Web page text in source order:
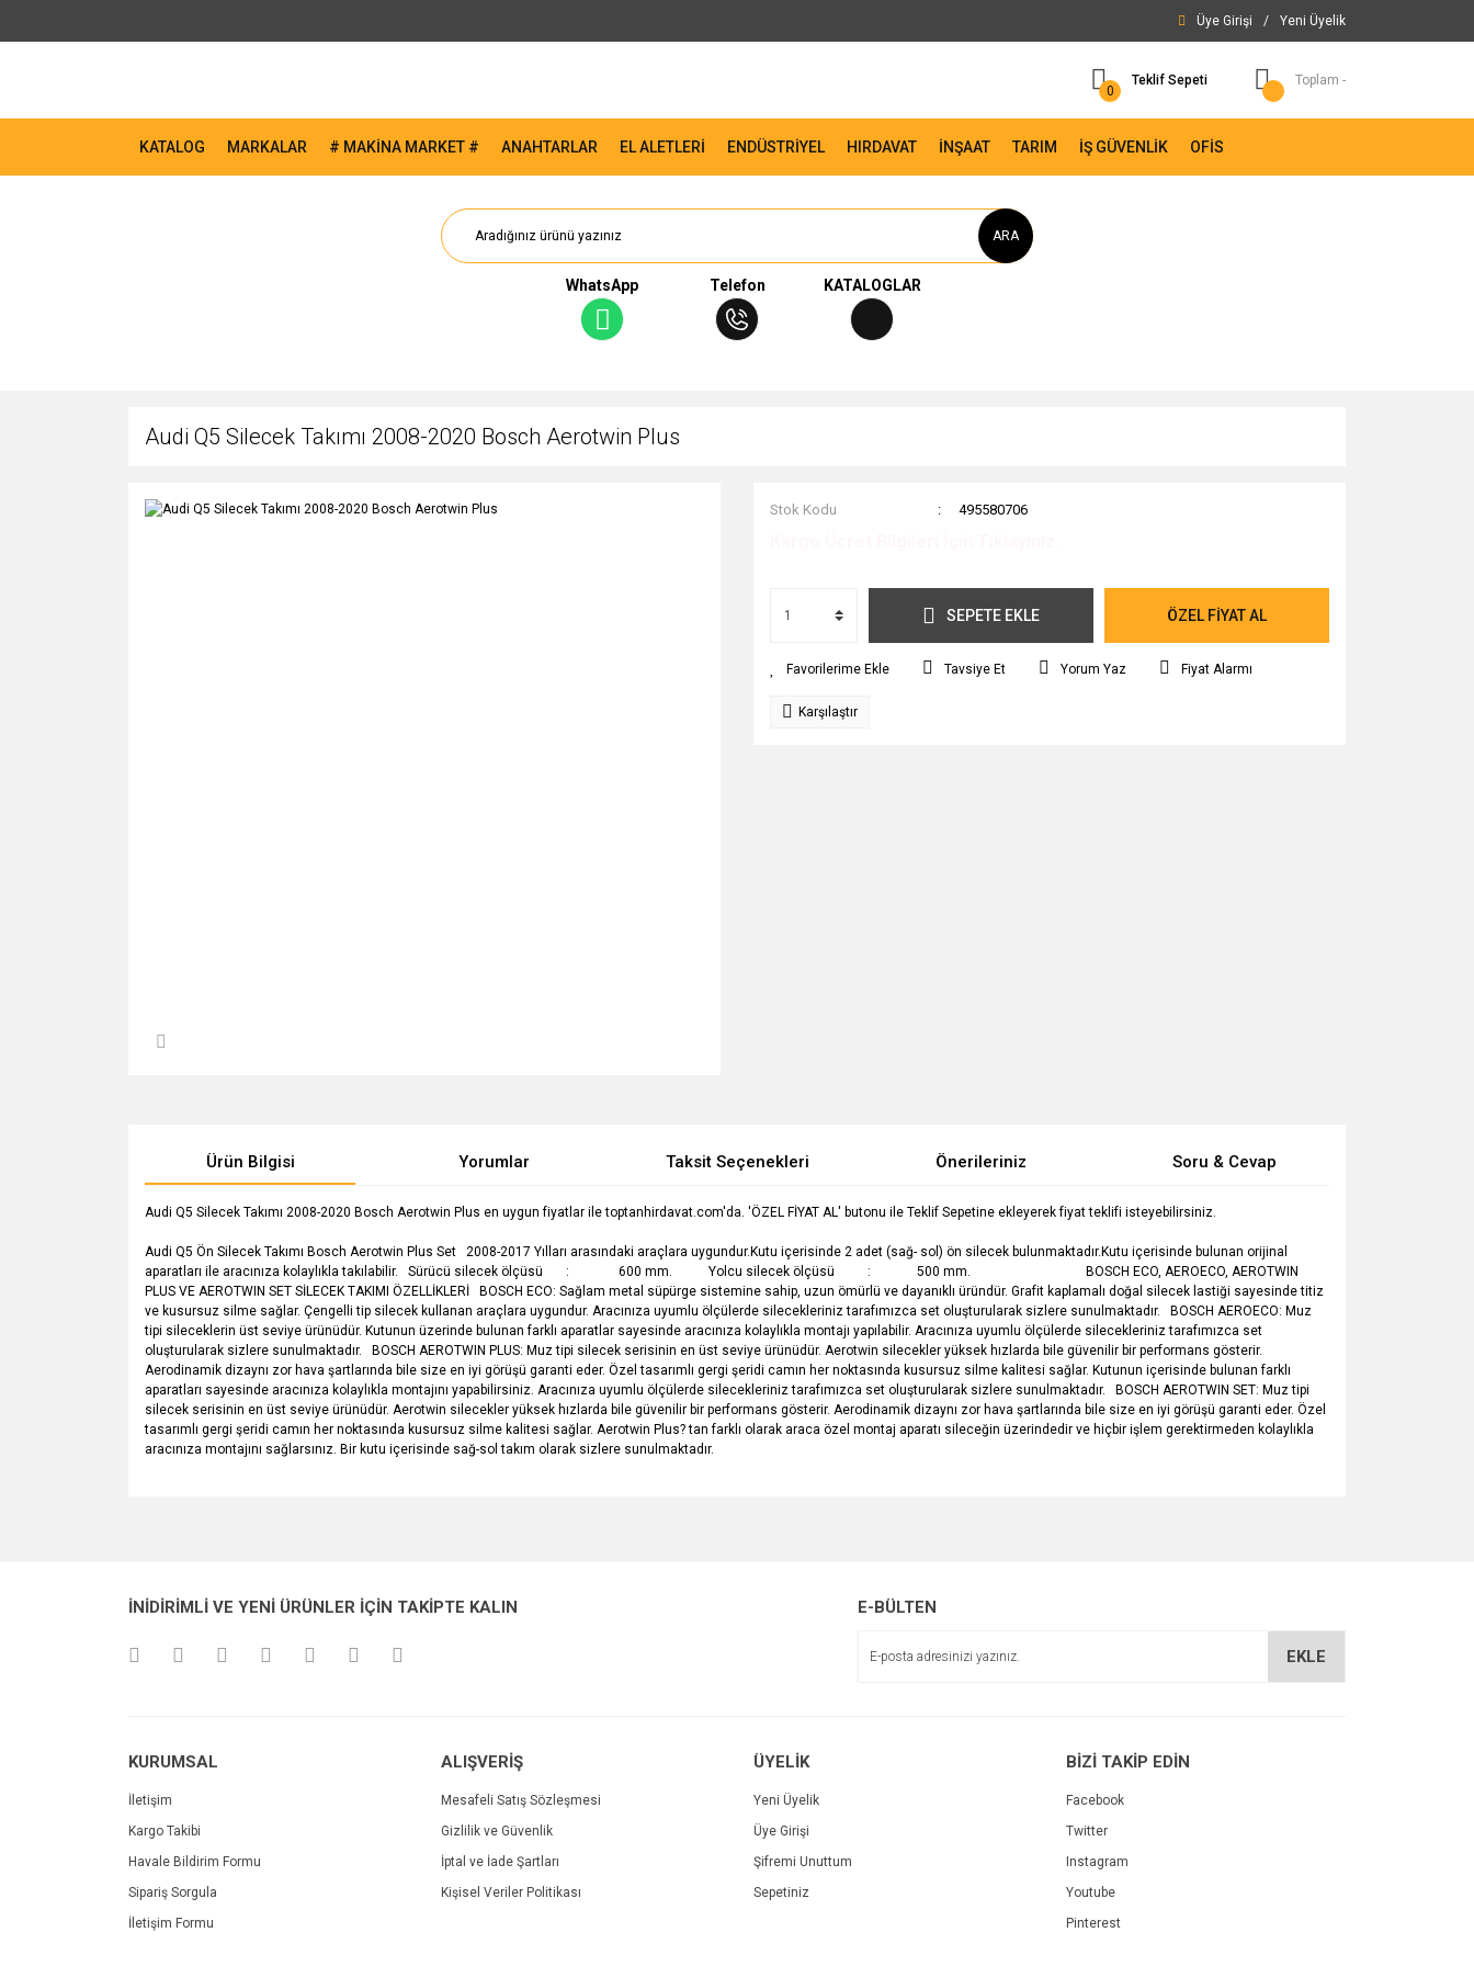
Üye Girişi / Yeni Üyelik
0
Teklif Sepeti Toplam -
KATALOG MARKALAR # MAKİNA MARKET # ANAHTARLAR EL ALETLERİ ENDÜSTRİYEL HIRDAVAT İNŞAAT TARIM İŞ GÜVENLİK OFİS
ARA
WhatsApp Telefon KATALOGLAR
Audi Q5 Silecek Takımı 2008-2020 Bosch Aerotwin Plus
Stok Kodu 495580706
SEPETE EKLE ÖZEL FİYAT AL
Tavsiye Et Yorum Yaz Fiyat Alarmı
Karşılaştır
Ürün Bilgisi Yorumlar Taksit Seçenekleri Önerileriniz Soru & Cevap
Audi Q5 Silecek Takımı 2008-2020 Bosch Aerotwin Plus en uygun fiyatlar ile toptanhirdavat.com'da. 'ÖZEL FİYAT AL' butonu ile Teklif Sepetine ekleyerek fiyat teklifi isteyebilirsiniz.
Audi Q5 Ön Silecek Takımı Bosch Aerotwin Plus Set 2008-2017 Yılları arasındaki araçlara uygundur.Kutu içerisinde 2 adet (sağ- sol) ön silecek bulunmaktadır.Kutu içerisinde bulunan orijinal
aparatları ile aracınıza kolaylıkla takılabilir. Sürücü silecek ölçüsü : 600 mm. Yolcu silecek ölçüsü : 500 mm. BOSCH ECO, AEROECO, AEROTWIN
PLUS VE AEROTWIN SET SİLECEK TAKIMI ÖZELLİKLERİ BOSCH ECO: Sağlam metal süpürge sistemine sahip, uzun ömürlü ve dayanıklı üründür. Grafit kaplamalı doğal silecek lastiği sayesinde titiz
ve kusursuz silme sağlar. Çengelli tip silecek kullanan araçlara uygundur. Aracınıza uyumlu ölçülerde silecekleriniz tarafımızca set oluşturularak sizlere sunulmaktadır. BOSCH AEROECO: Muz
tipi sileceklerin üst seviye ürünüdür. Kutunun üzerinde bulunan farklı aparatlar sayesinde aracınıza kolaylıkla montajı yapılabilir. Aracınıza uyumlu ölçülerde silecekleriniz tarafımızca set
oluşturularak sizlere sunulmaktadır. BOSCH AEROTWIN PLUS: Muz tipi silecek serisinin en üst seviye ürünüdür. Aerotwin silecekler yüksek hızlarda bile güvenilir bir performans gösterir.
Aerodinamik dizaynı zor hava şartlarında bile size en iyi görüşü garanti eder. Özel tasarımlı gergi şeridi camın her noktasında kusursuz silme kalitesi sağlar. Kutunun içerisinde bulunan farklı
aparatları sayesinde aracınıza kolaylıkla montajını yapabilirsiniz. Aracınıza uyumlu ölçülerde silecekleriniz tarafımızca set oluşturularak sizlere sunulmaktadır. BOSCH AEROTWIN SET: Muz tipi
silecek serisinin en üst seviye ürünüdür. Aerotwin silecekler yüksek hızlarda bile güvenilir bir performans gösterir. Aerodinamik dizaynı zor hava şartlarında bile size en iyi görüşü garanti eder. Özel
tasarımlı gergi şeridi camın her noktasında kusursuz silme kalitesi sağlar. Aerotwin Plus? tan farklı olarak araca özel montaj aparatı sileceğin üzerindedir ve hiçbir işlem gerektirmeden kolaylıkla
aracınıza montajını sağlarsınız. Bir kutu içerisinde sağ-sol takım olarak sizlere sunulmaktadır.
Ürün açıklamasında eksik bilgiler bulunuyor.
İNİDİRİMLİ VE YENİ ÜRÜNLER İÇİN TAKİPTE KALIN E-BÜLTEN
EKLE
KURUMSAL
İletişim
Kargo Takibi
Havale Bildirim Formu
Sipariş Sorgula
İletişim Formu
ALIŞVERİŞ
Mesafeli Satış Sözleşmesi
Gizlilik ve Güvenlik
İptal ve İade Şartları
Kişisel Veriler Politikası
ÜYELİK
Yeni Üyelik
Üye Girişi
Şifremi Unuttum
Sepetiniz
BİZİ TAKİP EDİN
Facebook
Twitter
Instagram
Youtube
Pinterest